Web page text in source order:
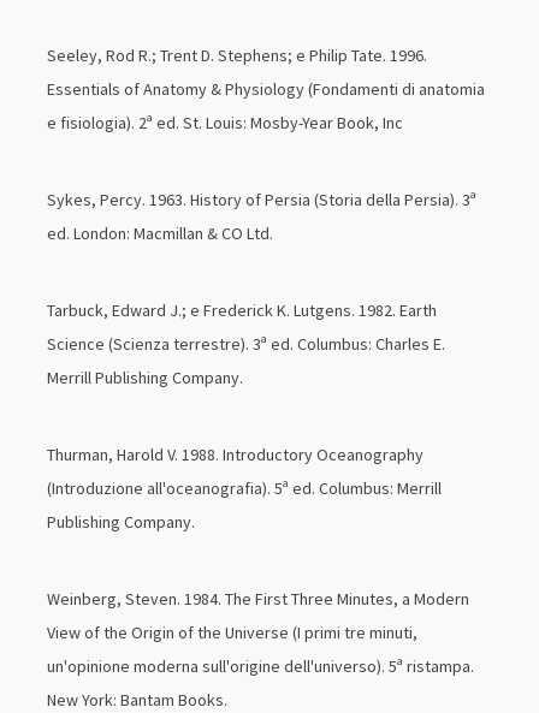
Seeley, Rod R.; Trent D. Stephens; e Philip Tate. 1996.
Essentials of Anatomy & Physiology (Fondamenti di anatomia
e fisiologia). 2ª ed. St. Louis: Mosby-Year Book, Inc
Sykes, Percy. 1963. History of Persia (Storia della Persia). 3ª
ed. London: Macmillan & CO Ltd.
Tarbuck, Edward J.; e Frederick K. Lutgens. 1982. Earth
Science (Scienza terrestre). 3ª ed. Columbus: Charles E.
Merrill Publishing Company.
Thurman, Harold V. 1988. Introductory Oceanography
(Introduzione all'oceanografia). 5ª ed. Columbus: Merrill
Publishing Company.
Weinberg, Steven. 1984. The First Three Minutes, a Modern
View of the Origin of the Universe (I primi tre minuti,
un'opinione moderna sull'origine dell'universo). 5ª ristampa.
New York: Bantam Books.